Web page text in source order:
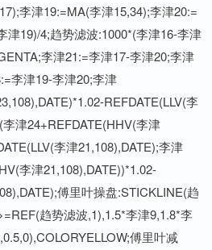
李津19:=MA(李津15,34);李津20:=
津19)/4;趋势滤波:1000*(李津16-李津
李津21:=李津17-李津20;李津
李津19-李津20;李津
REFDATE(LLV(李
津24+REFDATE(HHV(李津
李津21,108),DATE);李津
李津21,108),DATE))*1.02-
傅里叶操盘:STICKLINE(趋
趋势滤波,1),1.5*李津9,1.8*李
傅里叶减